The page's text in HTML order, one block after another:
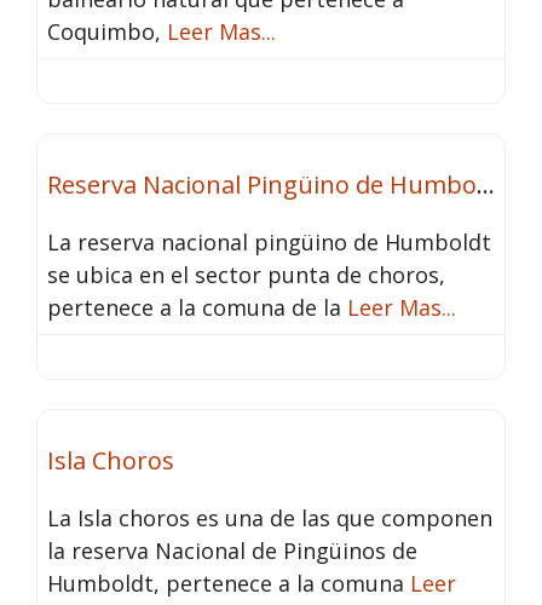
Coquimbo, Leer Mas...
Reserva Nacional Pingüino de Humboldt
La reserva nacional pingüino de Humboldt
se ubica en el sector punta de choros,
pertenece a la comuna de la Leer Mas...
Isla Choros
La Isla choros es una de las que componen
la reserva Nacional de Pingüinos de
Humboldt, pertenece a la comuna Leer